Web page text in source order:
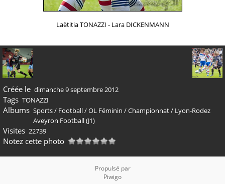
Laëtitia TONAZZI - Lara DICKENMANN
Créée le dimanche 9 septembre 2012
Tags TONAZZI
Albums Sports/ Football/OL Féminin /Championnat/ Lyon-Rodez
Aveyron Football (J1)
Visites 22739
Notez cette photo
Propulsé par
Piwigo